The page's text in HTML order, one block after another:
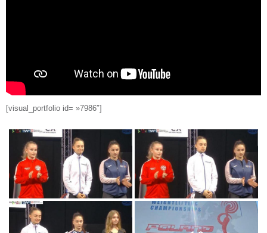
[visual_portfolio id= »7986″]
1-2 1-1